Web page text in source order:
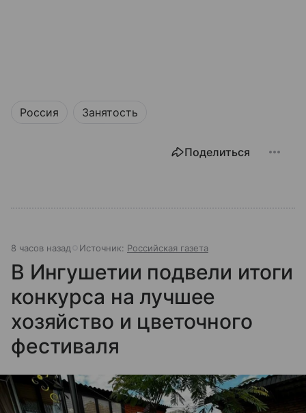
Россия Занятость
Поделиться
8 часов назад Источник: Российская газета
В Ингушетии подвели итоги
конкурса на лучшее
хозяйство и цветочного
фестиваля